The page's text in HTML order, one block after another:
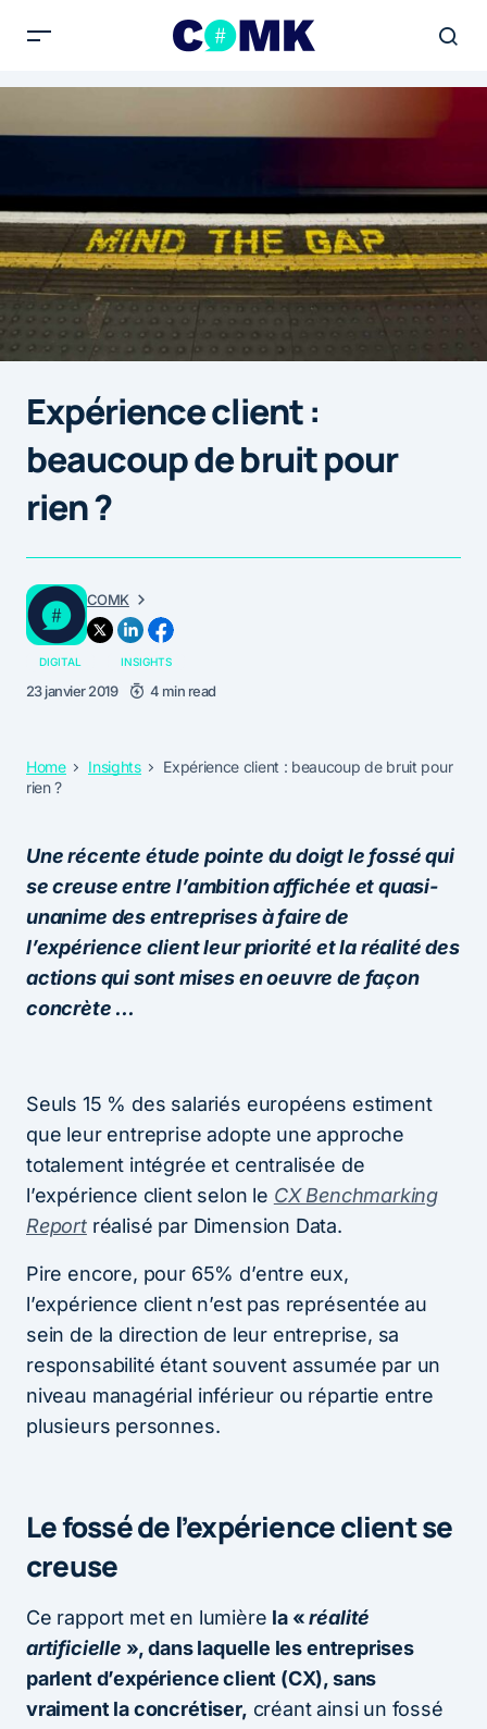
Expérience client :
beaucoup de bruit pour
rien ?
COMK
DIGITAL INSIGHTS
23 janvier 2019 4 min read
Home Insights
Expérience client : beaucoup de bruit pour
rien ?
Une récente étude pointe du doigt le fossé qui
se creuse entre l’ambition affichée et quasi-
unanime des entreprises à faire de
l’expérience client leur priorité et la réalité des
actions qui sont mises en oeuvre de façon
concrète …
Seuls 15 % des salariés européens estiment
que leur entreprise adopte une approche
totalement intégrée et centralisée de
l’expérience client selon le CX Benchmarking
Reportréalisé par Dimension Data.
Pire encore, pour 65% d’entre eux,
l’expérience client n’est pas représentée au
sein de la direction de leur entreprise, sa
responsabilité étant souvent assumée par un
niveau managérial inférieur ou répartie entre
plusieurs personnes.
Le fossé de l’expérience client se
creuse
Ce rapport met en lumière la «réalité
artificielle », dans laquelle les entreprises
parlent d’expérience client (CX), sans
vraiment la concrétiser, créant ainsi un fossé